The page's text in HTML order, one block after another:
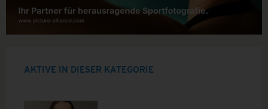
AKTIVE IN DIESER KATEGORIE